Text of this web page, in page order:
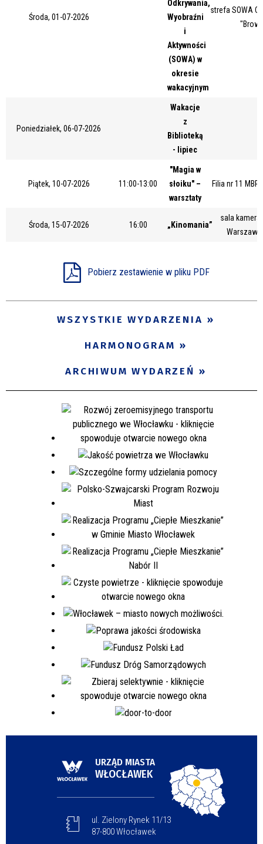
MiejsceŚroda, 01-07-2026
Odkrywania,
Wyobraźni
i
Aktywności
(SOWA) w
okresie
wakacyjnym
strefa SOWA
Poniedziałek, 06-07-2026
Wakacje
z
Biblioteką
- lipiec
Piątek, 10-07-2026 11:00-13:00
"Magia w
słoiku" –
warsztaty
Filia nr 11
Środa, 15-07-2026 16:00 „Kinomania”
sala
Pobierz zestawienie w pliku PDF
WSZYSTKIE WYDARZENIA
HARMONOGRAM
ARCHIWUM WYDARZEŃ
URZĄD MIASTA
WŁOCŁAWEK
ul. Zielony Rynek 11/13
87-800 Włocławek